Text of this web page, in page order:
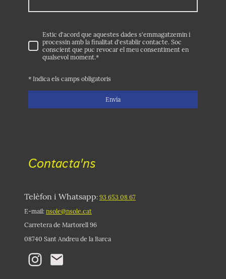
Estic d'acord que aquestes dades s'emmagatzemin i
processin amb la finalitat d'establir contacte. Soc
conscient que puc revocar el meu consentiment en
qualsevol moment.*
* Indica els camps obligatoris
Envía
Contacta'ns
Telèfon i Whatsapp: 93 653 08 67
E-mail: nsole@nsole.cat
Carretera de Martorell 96
08740 Sant Andreu de la Barca